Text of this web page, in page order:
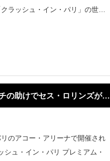
ラッシュ・イン・パリ」の世界
の助けでセス・ロリンズが世
のアコー・アリーナで開催され
シュ・イン・パリ プレミアム・